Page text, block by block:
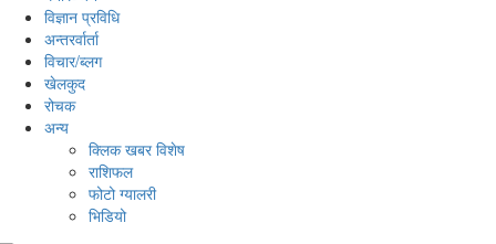
विज्ञान प्रविधि
अन्तरर्वार्ता
विचार/ब्लग
खेलकुद
रोचक
अन्य
क्लिक खबर विशेष
राशिफल
फोटो ग्यालरी
भिडियो